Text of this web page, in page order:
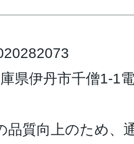
県伊丹市千僧1-1
品質向上のため、